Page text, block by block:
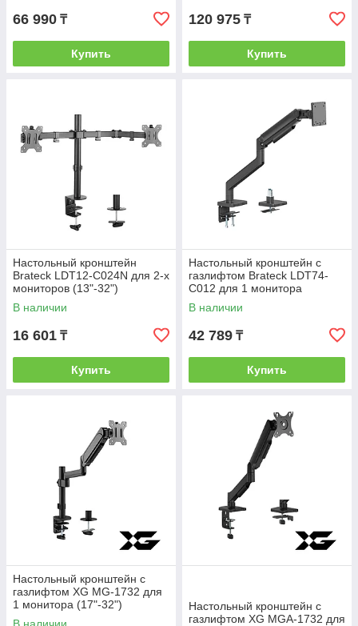
66 990 ₸
Купить
120 975 ₸
Купить
Настольный кронштейн
Brateck LDT12-C024N для 2-х
мониторов (13"-32")
В наличии
16 601 ₸
Купить
Настольный кронштейн с
газлифтом Brateck LDT74-
C012 для 1 монитора
(17"-49")
В наличии
42 789 ₸
Купить
Настольный кронштейн с
газлифтом XG MG-1732 для
1 монитора (17"-32")
Настольный кронштейн с
газлифтом XG MGA-1732 для